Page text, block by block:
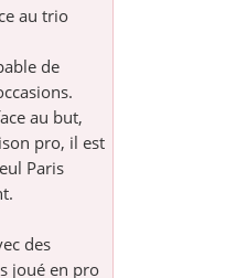
au trio
de
au but,
pro, il est
Paris
des
joué en pro